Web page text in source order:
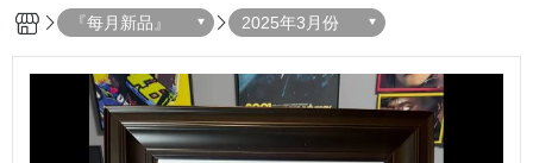
『每月新品』 2025年3月份